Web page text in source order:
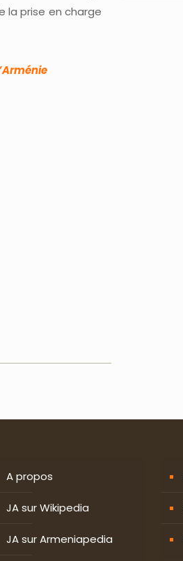
la prise en charge
A propos
JA sur Wikipedia
JA sur Armeniapedia